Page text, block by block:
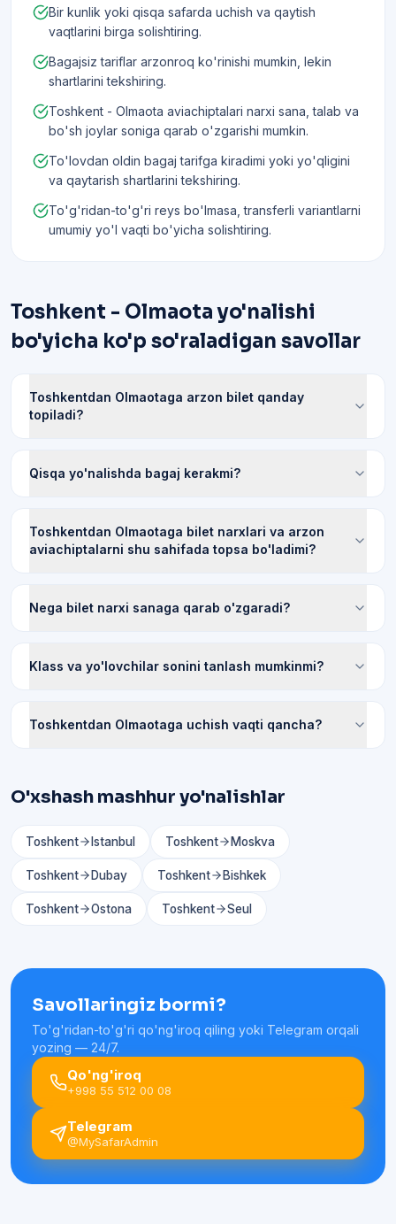
Bir kunlik yoki qisqa safarda uchish va qaytish
vaqtlarini birga solishtiring.
Bagajsiz tariflar arzonroq ko'rinishi mumkin, lekin
shartlarini tekshiring.
Toshkent - Olmaota aviachiptalari narxi sana, talab va
bo'sh joylar soniga qarab o'zgarishi mumkin.
To'lovdan oldin bagaj tarifga kiradimi yoki yo'qligini
va qaytarish shartlarini tekshiring.
To'g'ridan-to'g'ri reys bo'lmasa, transferli variantlarni
umumiy yo'l vaqti bo'yicha solishtiring.
Toshkent - Olmaota yo'nalishi
bo'yicha ko'p so'raladigan savollar
Toshkentdan Olmaotaga arzon bilet qanday
topiladi?
Qisqa yo'nalishda bagaj kerakmi?
Toshkentdan Olmaotaga bilet narxlari va arzon
aviachiptalarni shu sahifada topsa bo'ladimi?
Nega bilet narxi sanaga qarab o'zgaradi?
Klass va yo'lovchilar sonini tanlash mumkinmi?
Toshkentdan Olmaotaga uchish vaqti qancha?
O'xshash mashhur yo'nalishlar
Toshkent Istanbul Toshkent Moskva
Toshkent Dubay Toshkent Bishkek
Toshkent Ostona Toshkent Seul
Savollaringiz bormi?
To'g'ridan-to'g'ri qo'ng'iroq qiling yoki Telegram orqali
yozing — 24/7.
Qo'ng'iroq
+998 55 512 00 08
Telegram
@MySafarAdmin